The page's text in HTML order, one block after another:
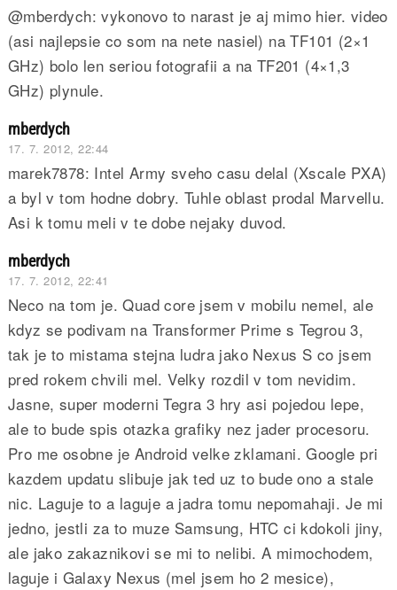
@mberdych: vykonovo to narast je aj mimo hier. video
(asi najlepsie co som na nete nasiel) na TF101 (2×1
GHz) bolo len seriou fotografii a na TF201 (4×1,3
GHz) plynule.
mberdych
17. 7. 2012, 22:44
marek7878: Intel Army sveho casu delal (Xscale PXA)
a byl v tom hodne dobry. Tuhle oblast prodal Marvellu.
Asi k tomu meli v te dobe nejaky duvod.
mberdych
17. 7. 2012, 22:41
Neco na tom je. Quad core jsem v mobilu nemel, ale
kdyz se podivam na Transformer Prime s Tegrou 3,
tak je to mistama stejna ludra jako Nexus S co jsem
pred rokem chvili mel. Velky rozdil v tom nevidim.
Jasne, super moderni Tegra 3 hry asi pojedou lepe,
ale to bude spis otazka grafiky nez jader procesoru.
Pro me osobne je Android velke zklamani. Google pri
kazdem updatu slibuje jak ted uz to bude ono a stale
nic. Laguje to a laguje a jadra tomu nepomahaji. Je mi
jedno, jestli za to muze Samsung, HTC ci kdokoli jiny,
ale jako zakaznikovi se mi to nelibi. A mimochodem,
laguje i Galaxy Nexus (mel jsem ho 2 mesice),